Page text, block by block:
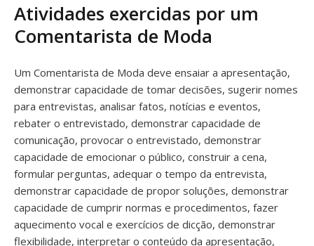
Atividades exercidas por um
Comentarista de Moda
Um Comentarista de Moda deve ensaiar a apresentação,
demonstrar capacidade de tomar decisões, sugerir nomes
para entrevistas, analisar fatos, notícias e eventos,
rebater o entrevistado, demonstrar capacidade de
comunicação, provocar o entrevistado, demonstrar
capacidade de emocionar o público, construir a cena,
formular perguntas, adequar o tempo da entrevista,
demonstrar capacidade de propor soluções, demonstrar
capacidade de cumprir normas e procedimentos, fazer
aquecimento vocal e exercícios de dicção, demonstrar
flexibilidade, interpretar o conteúdo da apresentação,